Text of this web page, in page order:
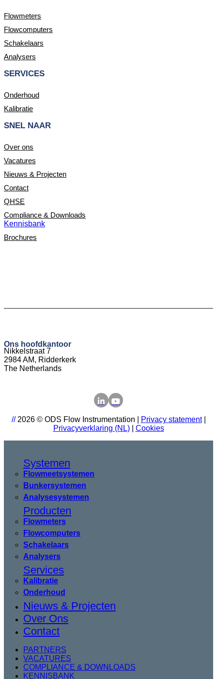
Flowmeters
Flowcomputers
Schakelaars
Analysers
SERVICES
Onderhoud
Kalibratie
SNEL NAAR
Over ons
Vacatures
Nieuws & Projecten
Contact
QHSE
Compliance & Downloads
Kennisbank
Brochures
Ons hoofdkantoor
Nikkelstraat 7
2984 AM, Ridderkerk
The Netherlands
//2026 © ODS Flow Instrumentation | Privacy statement|
Privacyverklaring (NL)| Cookies
Systemen
Flowmeetsystemen
Bunkersystemen
Analysesystemen
Producten
Flowmeters
Flowcomputers
Schakelaars
Analysers
Services
Kalibratie
Onderhoud
Nieuws & Projecten
Over Ons
Contact
PARTNERS
VACATURES
COMPLIANCE & DOWNLOADS
KENNISBANK